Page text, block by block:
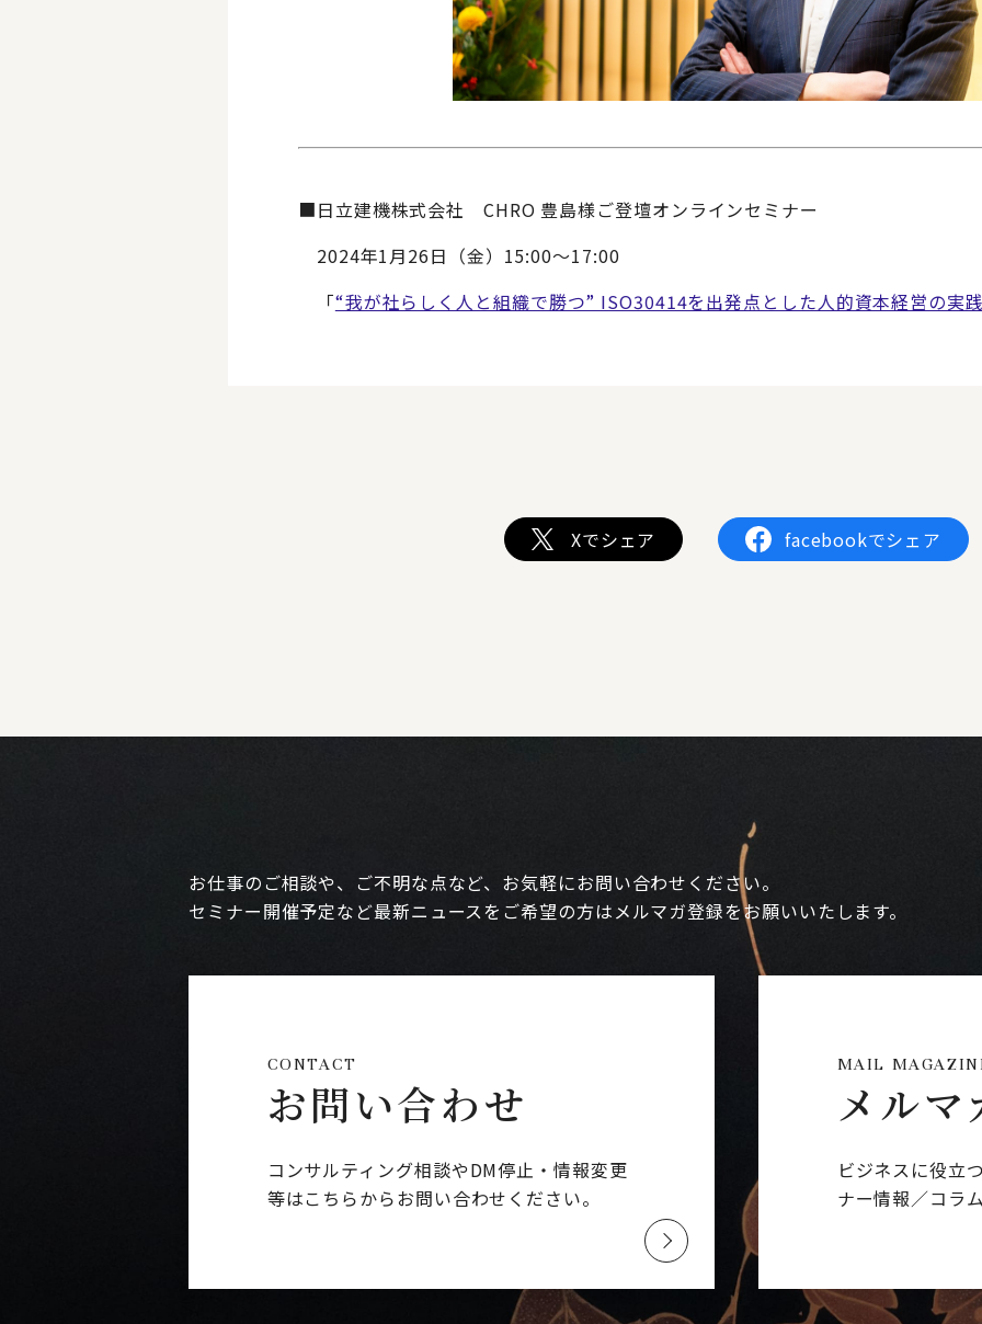
■日立建機株式会社 CHRO 豊島様ご登壇オンラインセミナー
2024年1月26日（金）15:00～17:00
「“我が社らしく人と組織で勝つ” ISO30414を出発点とした人的資本経営の実
Xでシェア facebookでシェア
お仕事のご相談や、ご不明な点など、お気軽にお問い合わせください。
セミナー開催予定など最新ニュースをご希望の方はメルマガ登録をお願いいたします。
CONTACT
お問い合わせ
コンサルティング相談やDM停止・情報変更
等はこちらからお問い合わせください。
MAIL
メル
ビジネスに役立
ナー情報／コラ